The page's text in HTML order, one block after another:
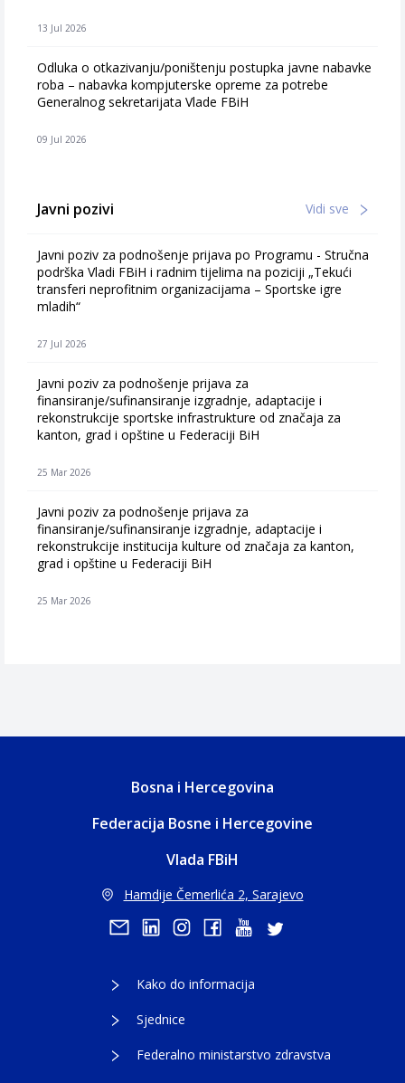
13 Jul 2026
Odluka o otkazivanju/poništenju postupka javne nabavke
roba – nabavka kompjuterske opreme za potrebe
Generalnog sekretarijata Vlade FBiH
09 Jul 2026
Javni pozivi Vidi sve
Javni poziv za podnošenje prijava po Programu - Stručna
podrška Vladi FBiH i radnim tijelima na poziciji „Tekući
transferi neprofitnim organizacijama – Sportske igre
mladih“
27 Jul 2026
Javni poziv za podnošenje prijava za
finansiranje/sufinansiranje izgradnje, adaptacije i
rekonstrukcije sportske infrastrukture od značaja za
kanton, grad i opštine u Federaciji BiH
25 Mar 2026
Javni poziv za podnošenje prijava za
finansiranje/sufinansiranje izgradnje, adaptacije i
rekonstrukcije institucija kulture od značaja za kanton,
grad i opštine u Federaciji BiH
25 Mar 2026
Bosna i Hercegovina
Federacija Bosne i Hercegovine
Vlada FBiH
Hamdije Čemerlića 2, Sarajevo
Kako do informacija
Sjednice
Federalno ministarstvo zdravstva